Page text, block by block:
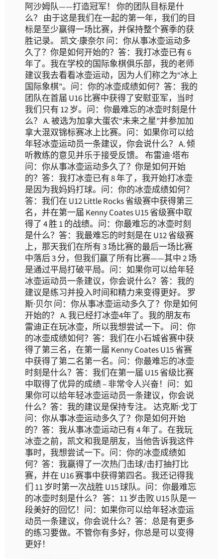
阿沙姆队——打造冠军！ 你的团队目标是什
么？ 由于这是我们在一起的第一年，我们的目
标是至少赢得一场比赛，并保持整个赛季的获
胜记录。 凯文·康奈尔 问：你从事冰壶运动多
久了？你是如何开始的？答：我打冰壶已有 6
年了。我在学校的国际象棋俱乐部，我的老师
建议我去看看冰壶运动，因为人们称之为“冰上
国际象棋”。问：你的冰壶成绩如何？答：我的
团队在首届 U16 比赛中获得了安慰亚军，当时
我们只有 12 岁。问：你最难忘的冰壶时刻是什
么？ A. 被选为加拿大蛋农“未来之星”并参加加
拿大混双锦标赛冰上比赛。问：如果你可以给
年轻冰壶运动员一条建议，你会说什么？ A. 倾
听教练的意见并乐于接受反馈。 布雷迪·塔布
问：你从事冰壶运动多久了？你是如何开始
的？答：我打冰壶已有 8 年了，我开始打冰壶
是因为我妈妈打球。问：你的冰壶成绩如何？
答：我们在 U12 Little Rocks 省级赛中获得第三
名，并在第一届 Kenny Coates U15 省级赛中取
得了 4 胜 1 的战绩。问：你最难忘的冰壶时刻
是什么？答：我最难忘的时刻是在 U12 省级赛
上，那天我们在所有 3 场比赛的最后一场比赛
中落后 3 分，但我们赢了所有比赛——其中 2 场
是通过平局打破平局。问：如果你可以给年轻
冰壶运动员一条建议，你会说什么？答：我的
建议是练习并投入时间和精力来变得更好。 罗
斯·贝尔 问：你从事冰壶运动多久了？你是如何
开始的？ A. 我已经打冰壶4年了。我的朋友布
雷迪正在玩冰壶，所以我想尝试一下。 问：你
的冰壶成绩如何？答：我们在小石城省赛中获
得了第三名，在第一届 Kenny Coates U15 省赛
中获得了第二名第一名。问：你最难忘的冰壶
时刻是什么？答：我们在第一届 U15 省级比赛
中取得了优异的成绩 – 非常令人兴奋！问：如
果你可以给年轻冰壶运动员一条建议，你会说
什么？答：我的建议是保持专注。 达克斯·戈丁
问：你从事冰壶运动多久了？你是如何开始
的？答：我从事冰壶运动已有 4 年了。在我玩
冰壶之前，凯文和我是朋友，当他告诉我这件
事时，我想尝试一下。问：你的冰壶成绩如
何？答：我赢得了一次热门击球/击打抽打比
赛，并在 U16 赛事中获得第四名。我还记得我
们 11 岁时第一次战胜 U15 球队。问：你最难忘
的冰壶时刻是什么？ 答：11 岁击败 U15 队是一
段美好的回忆！问：如果你可以给年轻冰壶运
动员一条建议，你会说什么？答：总是有更多
的练习要做。不管你有多好，你总是可以变得
更好！